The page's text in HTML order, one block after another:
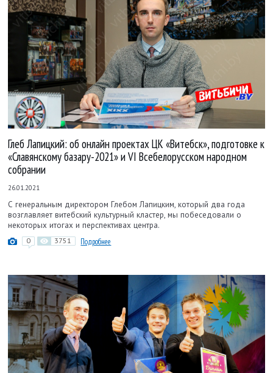
Глеб Лапицкий: об онлайн проектах ЦК «Витебск», подготовке к
«Славянскому базару-2021» и VI Всебелорусском народном
собрании
26.01.2021
С генеральным директором Глебом Лапицким, который два года
возглавляет витебский культурный кластер, мы побеседовали о
некоторых итогах и перспективах центра.
0 3751 Подробнее